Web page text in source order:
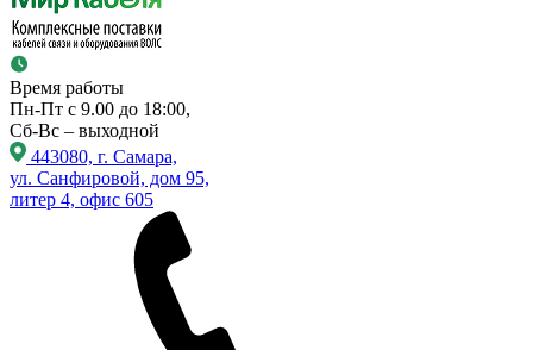
Время работы
Пн-Пт с 9.00 до 18:00,
Сб-Вс – выходной
443080, г. Самара,
ул. Санфировой, дом 95,
литер 4, офис 605